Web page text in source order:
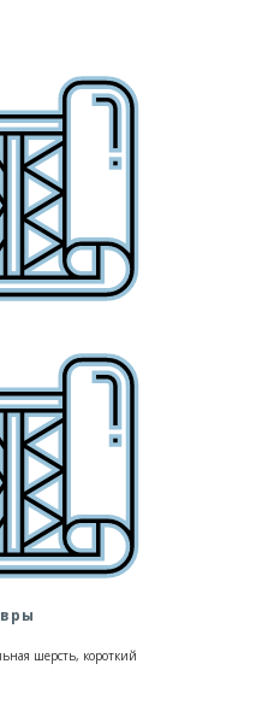
шерсть, короткий